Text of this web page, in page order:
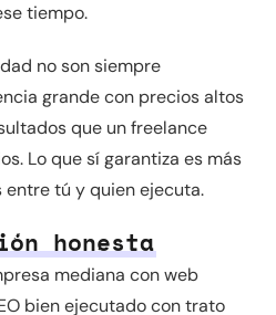
tiempo.
no son siempre
grande con precios altos
que un freelance
Lo que sí garantiza es más
tú y quien ejecuta.
honesta
mediana con web
bien ejecutado con trato